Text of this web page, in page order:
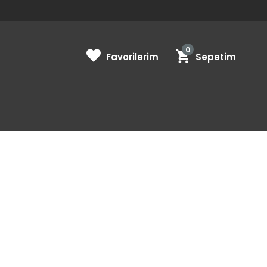
Sepetim
0
Favorilerim